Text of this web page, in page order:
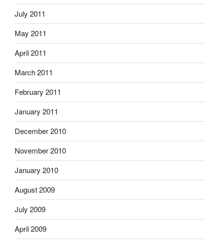
July 2011
May 2011
April 2011
March 2011
February 2011
January 2011
December 2010
November 2010
January 2010
August 2009
July 2009
April 2009